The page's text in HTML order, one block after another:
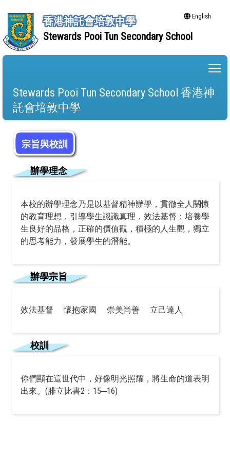
香港神託會培敦中學
Stewards Pooi Tun Secondary School
English
Stewards Pooi Tun Secondary School 香港神
託會培敦中學
宗旨與校訓
辦學理念
本校的辦學理念乃是以基督精神辦學，貫徹全人關懷
的教育理想，引導學生認識真理，效法基督；培養學
生良好的品格，正確的價值觀，積極的人生觀，獨立
的思考能力，發展學生的潛能。
辦學宗旨
效法基督 懷抱家國 崇美尚善 立己達人
校訓
你們顯在這世代中，好像明光照耀，將生命的道表明
出來。(腓立比書2：15─16)